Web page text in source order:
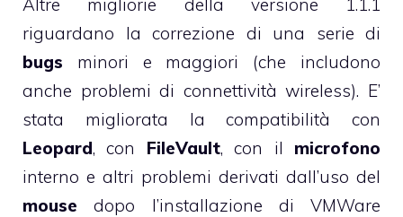
riguardano la correzione di una serie di
bugs minori e maggiori (che includono
anche problemi di connettività wireless). E’
stata migliorata la compatibilità con
Leopard, con FileVault, con il microfono
interno e altri problemi derivati dall’uso del
mouse dopo l’installazione di VMWare